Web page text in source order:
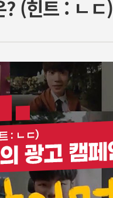
(힌트 : ㄴㄷ)